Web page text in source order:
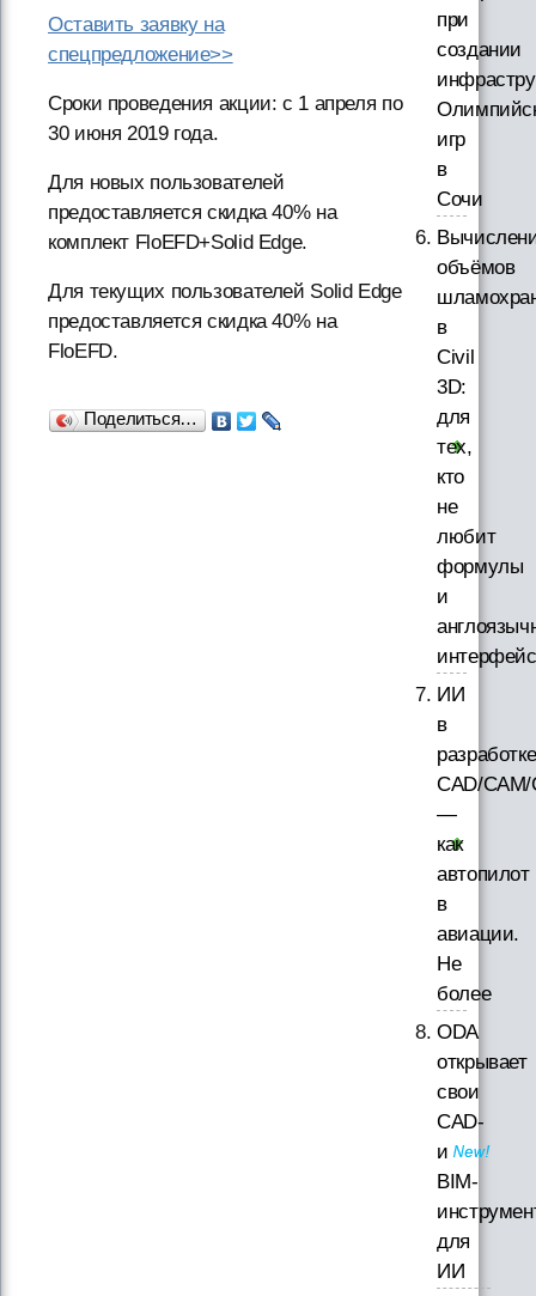
Оставить заявку на
спецпредложение>>
Сроки проведения акции: с 1 апреля по
30 июня 2019 года.
Для новых пользователей
предоставляется скидка 40% на
комплект FloEFD+Solid Edge.
Для текущих пользователей Solid Edge
предоставляется скидка 40% на
FloEFD.
Поделиться…
при
создании
игр
в
Сочи
объёмов
в
Civil
3D:
для
тех,
кто
не
любит
формулы
и
ИИ
в
разработке
CAD/
—
как
автопилот
в
авиации.
Не
более
ODA
открывает
свои
CAD-
и
BIM-
для
ИИ